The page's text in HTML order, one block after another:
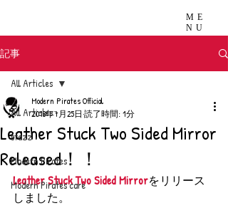
ME
NU
記事
All Articles
stazz
Modern Pirates
Modern Pirates care
All Articles
Leather Stuck Two Sided Mirror
Released！！
Modern Pirates Official
2018年7月25日 読了時間: 1分
Leather Stuck Two Sided Mirrorをリリース
しました。